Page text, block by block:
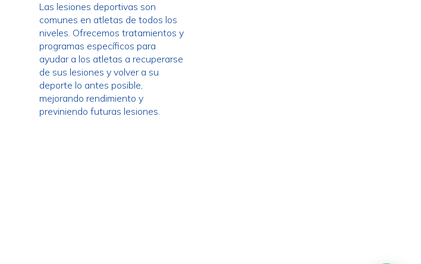
Las lesiones deportivas son
comunes en atletas de todos los
niveles. Ofrecemos tratamientos y
programas específicos para
ayudar a los atletas a recuperarse
de sus lesiones y volver a su
deporte lo antes posible,
mejorando rendimiento y
previniendo futuras lesiones.